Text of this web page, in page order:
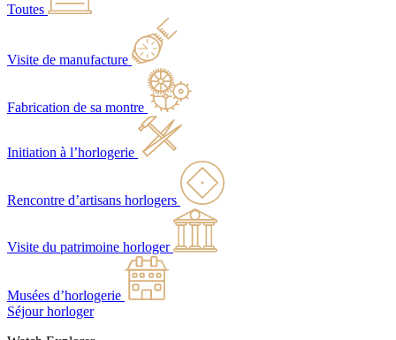
Toutes
Visite de manufacture
Fabrication de sa montre
Initiation à l’horlogerie
Rencontre d’artisans horlogers
Visite du patrimoine horloger
Musées d’horlogerie
Séjour horloger